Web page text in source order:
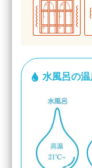
水風呂の温